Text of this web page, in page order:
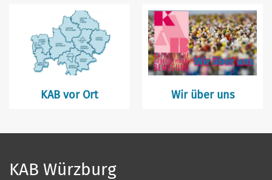
KAB vor Ort Wir über uns
KAB Würzburg